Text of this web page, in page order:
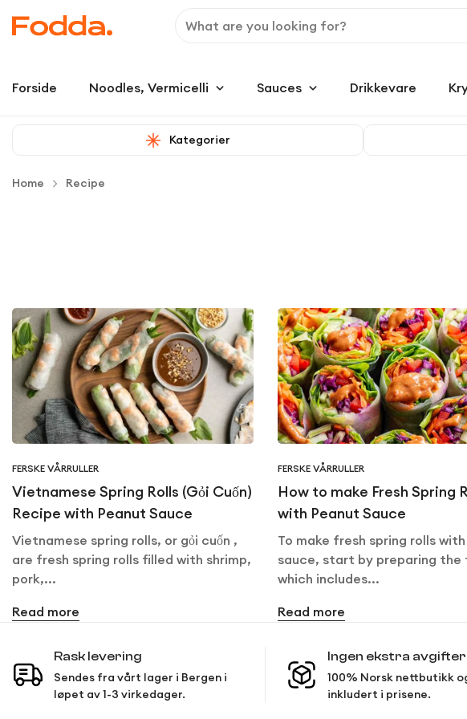
Forside Noodles, Vermicelli Sauces Drikkevare
Kategorier
Home Recipe
FERSKE VÅRRULLER
Vietnamese Spring Rolls (Gỏi Cuốn)
Recipe with Peanut Sauce
Vietnamese spring rolls, or gỏi cuốn ,
are fresh spring rolls filled with shrimp,
pork,...
Read more
FERSKE VÅRRULLER
How to make Fresh Spring
with Peanut Sauce
To make fresh spring rolls
sauce, start by preparing the
which includes...
Read more
Rask levering
Sendes fra vårt lager i Bergen i
løpet av 1-3 virkedager.
Ingen ekstra avgifter
100% Norsk nettbutikk
inkludert i prisene.